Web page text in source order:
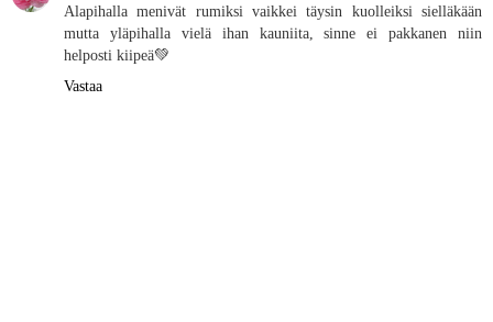
Alapihalla menivät rumiksi vaikkei täysin kuolleiksi sielläkään
mutta yläpihalla vielä ihan kauniita, sinne ei pakkanen niin
helposti kiipeä💚
Vastaa